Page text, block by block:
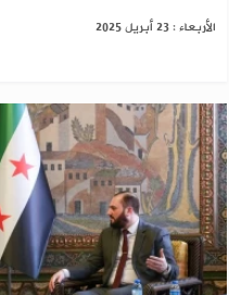
الأربعاء : 23 أبريل 2025